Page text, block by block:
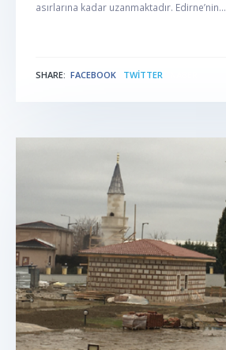
asırlarına kadar uzanmaktadır. Edirne’nin...
SHARE: FACEBOOK TWITTER